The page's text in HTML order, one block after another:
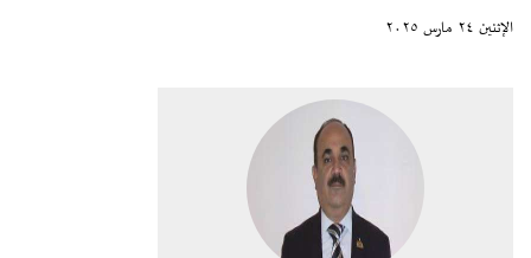
الإثنين ٢٤ مارس ٢٠٢٥